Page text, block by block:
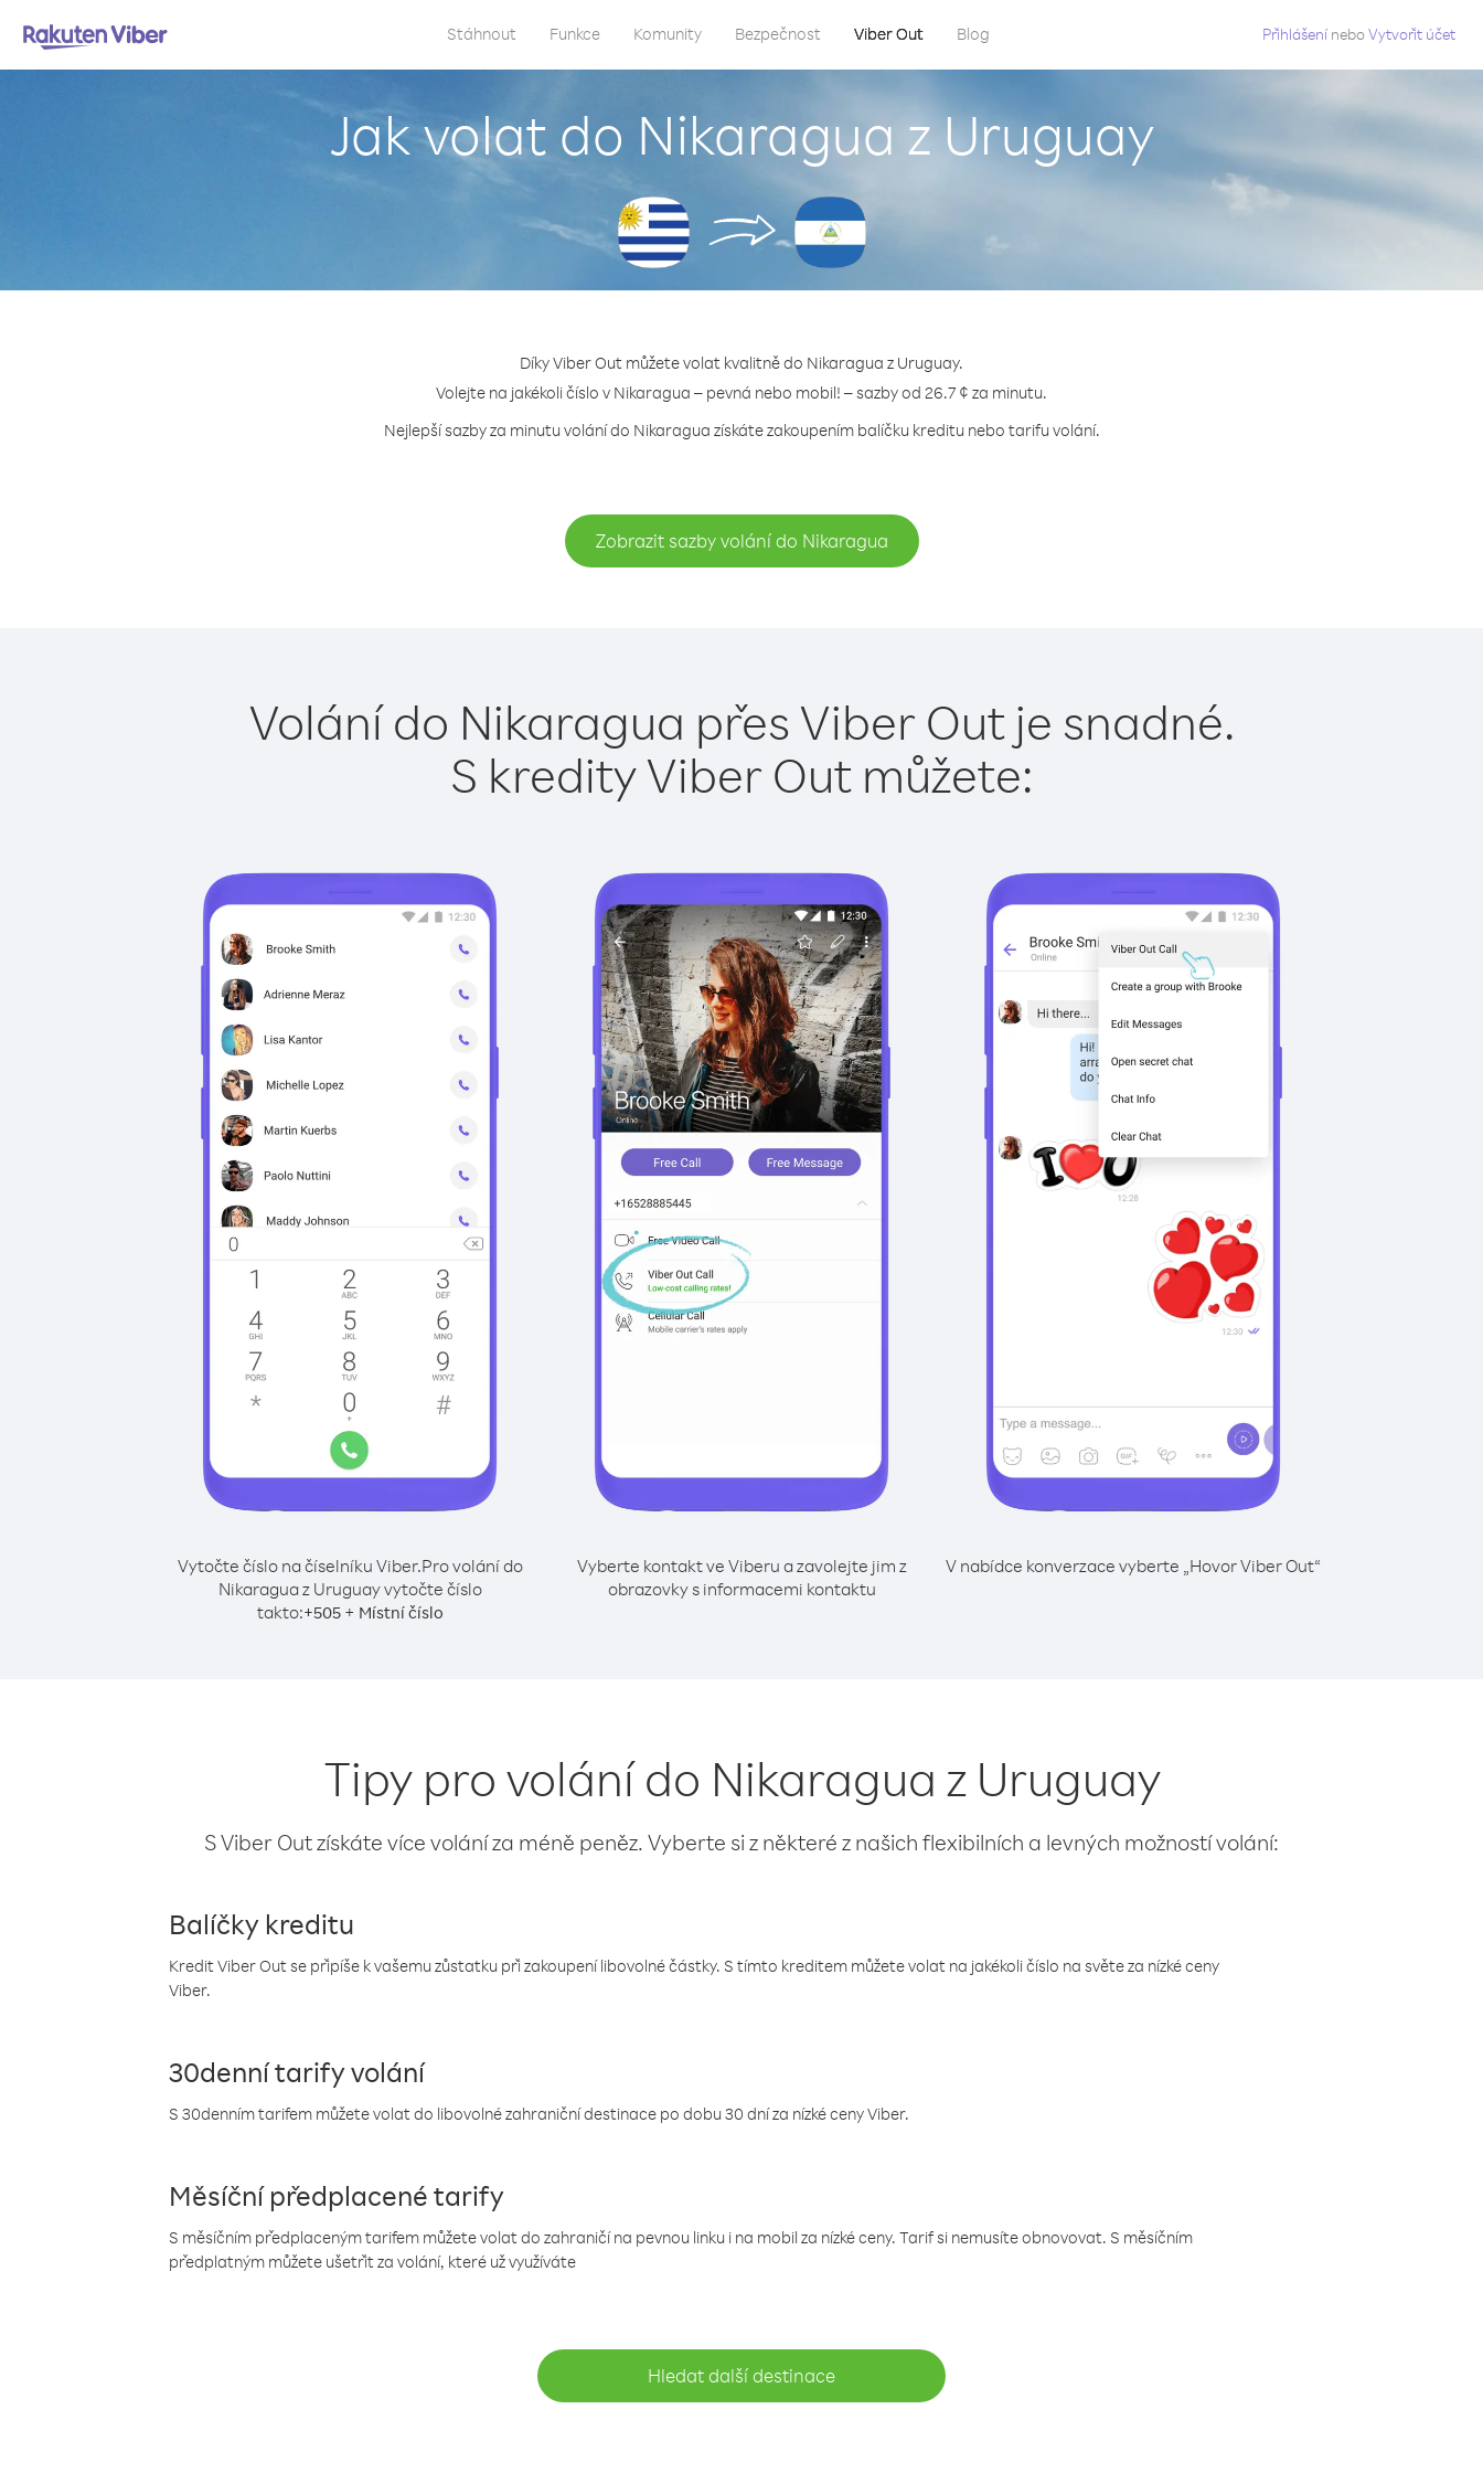
Stáhnout Funkce Komunity Bezpečnost Viber Out Blog Přihlášení neboVytvořit účet
Jak volat do Nikaragua z Uruguay
Díky Viber Out můžete volat kvalitně do Nikaragua z Uruguay.
Volejte na jakékoli číslo v Nikaragua – pevná nebo mobil! – sazby od 26.7 ¢ za minutu.
Nejlepší sazby za minutu volání do Nikaragua získáte zakoupením balíčku kreditu nebo tarifu volání.
Zobrazit sazby volání do Nikaragua
Volání do Nikaragua přes Viber Out je snadné.
S kredity Viber Out můžete:
Vytočte číslo na číselníku Viber.Pro volání do
Nikaragua z Uruguay vytočte číslo
takto:+505+ Místní číslo
Vyberte kontakt ve Viberu a zavolejte jim z
obrazovky s informacemi kontaktu
V nabídce konverzace vyberte „Hovor Viber Out“
Tipy pro volání do Nikaragua z Uruguay
S Viber Out získáte více volání za méně peněz. Vyberte si z některé z našich flexibilních a levných možností volání:
Balíčky kreditu
Kredit Viber Out se připíše k vašemu zůstatku při zakoupení libovolné částky. S tímto kreditem můžete volat na jakékoli číslo na světe za nízké ceny
Viber.
30denní tarify volání
S 30denním tarifem můžete volat do libovolné zahraniční destinace po dobu 30 dní za nízké ceny Viber.
Měsíční předplacené tarify
S měsíčním předplaceným tarifem můžete volat do zahraničí na pevnou linku i na mobil za nízké ceny. Tarif si nemusíte obnovovat. S měsíčním
předplatným můžete ušetřit za volání, které už využíváte
Hledat další destinace